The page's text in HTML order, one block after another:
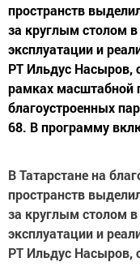
пространств
за круглым столом
эксплуатации и
РТ Ильдус Насыров,
рамках масштабной
благоустроенных
68. В программу
В Татарстане на
пространств
за круглым столом
эксплуатации и
РТ Ильдус Насыров,